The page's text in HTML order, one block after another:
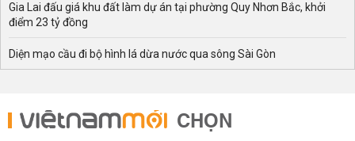
Gia Lai đấu giá khu đất làm dự án tại phường Quy Nhơn Bắc, khởi
điểm 23 tỷ đồng
Diện mạo cầu đi bộ hình lá dừa nước qua sông Sài Gòn
CHỌN